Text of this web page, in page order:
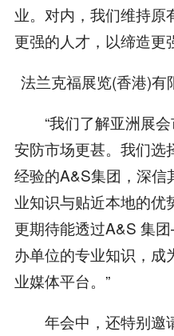
业。对内，我们维持原
更强的人才，以缔造更
法兰克福展览(香港)有
“我们了解亚洲展会
安防市场更甚。我们选
经验的A&S集团，深信
业知识与贴近本地的优
更期待能透过A&S 集
办单位的专业知识，成
业媒体平台。”
年会中，还特别邀